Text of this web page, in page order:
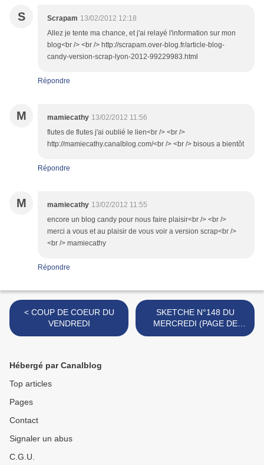
S Scrapam 13/02/2012 12:18
Allez je tente ma chance, et j'ai relayé l'information sur mon
blog<br /> <br /> http://scrapam.over-blog.fr/article-blog-
candy-version-scrap-lyon-2012-99229983.html
Répondre
M mamiecathy 13/02/2012 11:56
flutes de flutes j'ai oublié le lien<br /> <br />
http://mamiecathy.canalblog.com/<br /> <br /> bisous a bientôt
Répondre
M mamiecathy 13/02/2012 11:55
encore un blog candy pour nous faire plaisir<br /> <br />
merci a vous et au plaisir de vous voir a version scrap<br />
<br /> mamiecathy
Répondre
< COUP DE COEUR DU
VENDREDI
SKETCHE N°148 DU
MERCREDI (PAGE DE
SCRAP) >
Hébergé par Canalblog
Top articles
Pages
Contact
Signaler un abus
C.G.U.